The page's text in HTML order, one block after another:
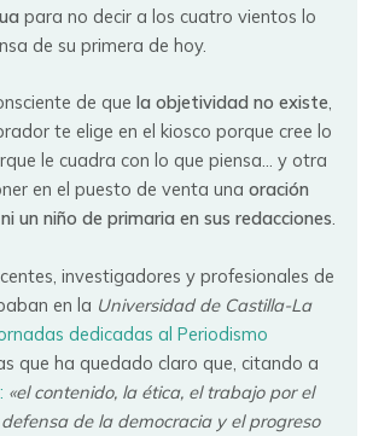
para no decir a los cuatro vientos lo
de su primera de hoy.
de quela objetividad no existe,
te elige en el kiosco porque cree lo
le cuadra con lo que piensa… y otra
en el puesto de venta unaoración
un niño de primaria en sus redacciones.
investigadores y profesionales de
en la Universidad de Castilla-La
dedicadas al Periodismo
que ha quedado claro que, citando a
«el contenido, la ética, el trabajo por el
de la democracia y el progreso